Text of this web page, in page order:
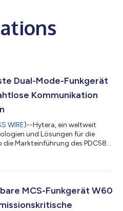
Dual-Mode-Funkgerät
Kommunikation
WIRE)--Hytera, ein weltweit
und Lösungen für die
Markteinführung des PDC580
zunehmend dezentralen
auf morgen“, sagte Arthur
Smart...
MCS-Funkgerät W60